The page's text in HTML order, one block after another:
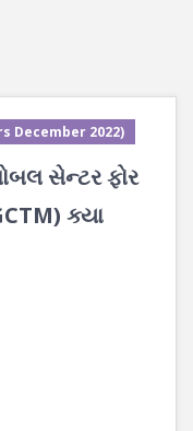
December 2022)
સેન્ટર ફોર
ક્યા